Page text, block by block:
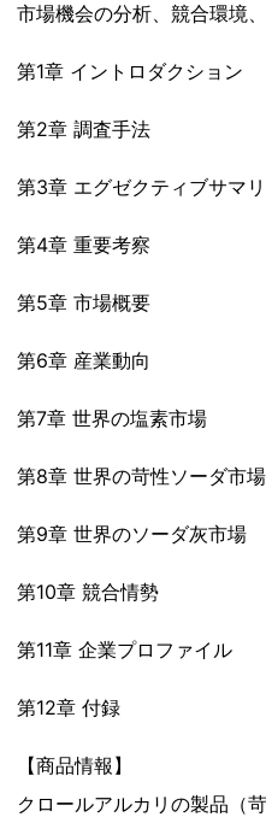
市場機会の分析、競合環境
第1章 イントロダクション
第2章 調査手法
第3章 エグゼクティブサマ
第4章 重要考察
第5章 市場概要
第6章 産業動向
第7章 世界の塩素市場
第8章 世界の苛性ソーダ市場
第9章 世界のソーダ灰市場
第10章 競合情勢
第11章 企業プロファイル
第12章 付録
【商品情報】
クロールアルカリの製品（